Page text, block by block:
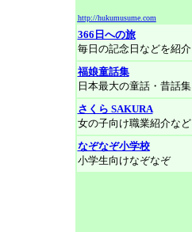
http://hukumusume.com
366日への旅
毎日の記念日などを紹介
福娘童話集
日本最大の童話・昔話集
さくら SAKURA
女の子向け職業紹介など
なぞなぞ小学校
小学生向けなぞなぞ